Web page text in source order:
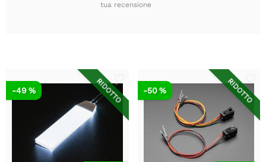
tua recensione
RIDOTTO
-49 % RIDOTTO
-50 %